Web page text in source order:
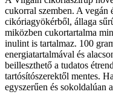
cukorral szemben. A vegán
cikóriagyökérből, állaga
miközben cukortartalma
inulint is tartalmaz. 100
energiatartalmával és
beilleszthető a tudatos
tartósítószerektől mentes.
egyszerűen és sokoldalúan